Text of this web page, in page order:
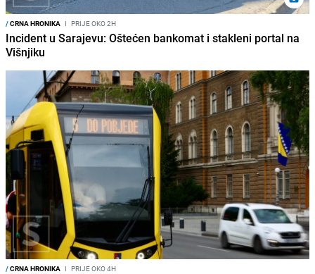
/CRNA HRONIKA I PRIJE OKO 2H
Incident u Sarajevu: Oštećen bankomat i stakleni portal na
Višnjiku
/CRNA HRONIKA I PRIJE OKO 4H